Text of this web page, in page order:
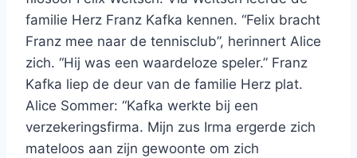
familie Herz Franz Kafka kennen. “Felix bracht
Franz mee naar de tennisclub”, herinnert Alice
zich. “Hij was een waardeloze speler.” Franz
Kafka liep de deur van de familie Herz plat.
Alice Sommer: “Kafka werkte bij een
verzekeringsfirma. Mijn zus Irma ergerde zich
mateloos aan zijn gewoonte om zich